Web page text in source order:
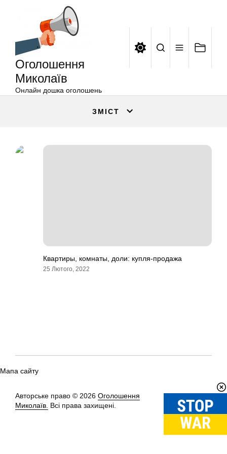
Оголошення
Миколаїв
Онлайн дошка оголошень
ЗМІСТ
Квартиры, комнаты, доли: купля-продажа
25 Лютого, 2022
Мапа сайту
Авторське право © 2026 Оголошення
Миколаїв. Всі права захищені.
Вгору↑